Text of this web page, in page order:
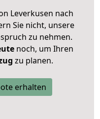
Leverkusen nach
Sie nicht, unsere
zu nehmen.
noch, um Ihren
zu planen.
erhalten